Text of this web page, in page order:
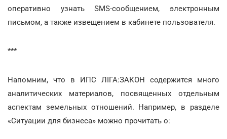
оперативно узнать SMS-сообщением, электронным
письмом, а также извещением в кабинете пользователя.
***
Напомним, что в ИПС ЛІГА:ЗАКОН содержится много
аналитических материалов, посвященных отдельным
аспектам земельных отношений. Например, в разделе
«Ситуации для бизнеса» можно прочитать о: